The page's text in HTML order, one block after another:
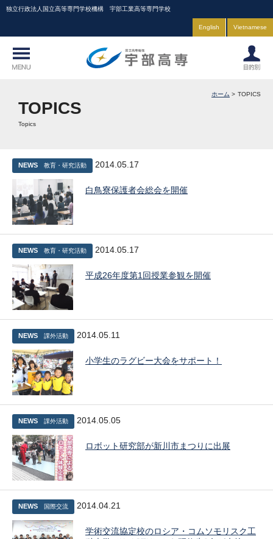
独立行政法人国立高等専門学校機構 宇部工業高等専門学校
English Vietnamese
ホーム TOPICS
TOPICS
Topics
NEWS 教育・研究活動 2014.05.17
白鳥寮保護者会総会を開催
NEWS 教育・研究活動 2014.05.17
平成26年度第1回授業参観を開催
NEWS 課外活動 2014.05.11
小学生のラグビー大会をサポート！
NEWS 課外活動 2014.05.05
ロボット研究部が新川市まつりに出展
NEWS 国際交流 2014.04.21
学術交流協定校のロシア・コムソモリスク工